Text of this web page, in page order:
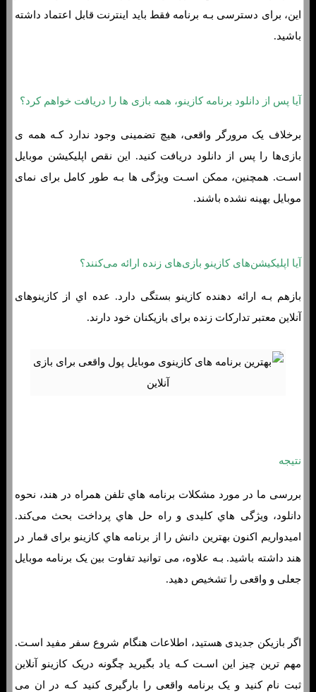
این، برای دسترسی بـه برنامه فقط باید اینترنت قابل اعتماد داشته
باشید.
آیا پس از دانلود برنامه کازینو، همه بازی ها را دریافت خواهم کرد؟
برخلاف یک مرورگر واقعی، هیچ تضمینی وجود ندارد کـه همه ی
بازی‌ها را پس از دانلود دریافت کنید. این نقص اپلیکیشن موبایل
اسـت. همچنین، ممکن اسـت ویژگی ها بـه طور کامل برای نمای
موبایل بهینه نشده باشند.
آیا اپلیکیشن‌های کازینو بازی‌های زنده ارائه می‌کنند؟
بازهم بـه ارائه دهنده کازینو بستگی دارد. عده اي از کازینوهای
آنلاین معتبر تدارکات زنده برای بازیکنان خود دارند.
نتیجه
بررسی ما در مورد مشکلات برنامه هاي‌ تلفن همراه در هند، نحوه
دانلود، ویژگی هاي‌ کلیدی و راه حل هاي‌ پرداخت بحث می‌کند.
امیدواریم اکنون بهترین دانش را از برنامه هاي‌ کازینو برای قمار در
هند داشته باشید. بـه علاوه، می توانید تفاوت بین یک برنامه موبایل
جعلی و واقعی را تشخیص دهید.
اگر بازیکن جدیدی هستید، اطلاعات هنگام شروع سفر مفید اسـت.
مهم ترین چیز این اسـت کـه یاد بگیرید چگونه دریک کازینو آنلاین
ثبت نام کنید و یک برنامه واقعی را بارگیری کنید کـه در ان می